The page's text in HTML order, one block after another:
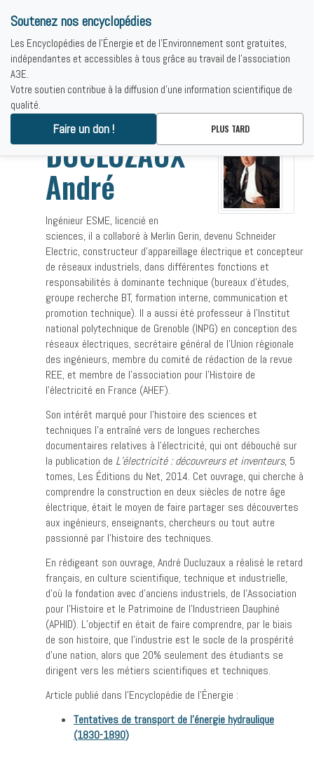
DUCLUZAUX André
DUCLUZAUX
André
Ingénieur ESME, licencié en
sciences, il a collaboré à Merlin Gerin, devenu Schneider
Electric, constructeur d’appareillage électrique et concepteur
de réseaux industriels, dans différentes fonctions et
responsabilités à dominante technique (bureaux d’études,
groupe recherche BT, formation interne, communication et
promotion technique). Il a aussi été professeur à l’Institut
national polytechnique de Grenoble (INPG) en conception des
réseaux électriques, secrétaire général de l’Union régionale
des ingénieurs, membre du comité de rédaction de la revue
REE, et membre de l’association pour l’Histoire de
l’électricité en France (AHEF).
Son intérêt marqué pour l’histoire des sciences et
techniques l’a entraîné vers de longues recherches
documentaires relatives à l’électricité, qui ont débouché sur
la publication de L’électricité : découvreurs et inventeurs, 5
tomes, Les Éditions du Net, 2014. Cet ouvrage, qui cherche à
comprendre la construction en deux siècles de notre âge
électrique, était le moyen de faire partager ses découvertes
aux ingénieurs, enseignants, chercheurs ou tout autre
passionné par l’histoire des techniques.
En rédigeant son ouvrage, André Ducluzaux a réalisé le retard
français, en culture scientifique, technique et industrielle,
d’où la fondation avec d’anciens industriels, de l’Association
pour l’Histoire et le Patrimoine de l’Industrieen Dauphiné
(APHID). L’objectif en était de faire comprendre, par le biais
de son histoire, que l’industrie est le socle de la prospérité
d’une nation, alors que 20% seulement des étudiants se
dirigent vers les métiers scientifiques et techniques.
Article publié dans l’Encyclopédie de l’Énergie :
Tentatives de transport de l’énergie hydraulique
(1830-1890)
Soutenez nos encyclopédies
Les Encyclopédies de l'Énergie et de l'Environnement sont gratuites,
indépendantes et accessibles à tous grâce au travail de l'association
A3E.
Votre soutien contribue à la diffusion d'une information scientifique de
qualité.
Faire un don ! PLUS TARD